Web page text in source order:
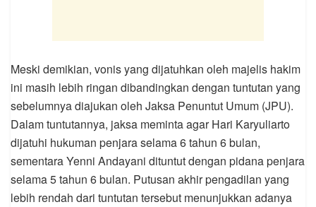
Meski demikian, vonis yang dijatuhkan oleh majelis hakim
ini masih lebih ringan dibandingkan dengan tuntutan yang
sebelumnya diajukan oleh Jaksa Penuntut Umum (JPU).
Dalam tuntutannya, jaksa meminta agar Hari Karyuliarto
dijatuhi hukuman penjara selama 6 tahun 6 bulan,
sementara Yenni Andayani dituntut dengan pidana penjara
selama 5 tahun 6 bulan. Putusan akhir pengadilan yang
lebih rendah dari tuntutan tersebut menunjukkan adanya